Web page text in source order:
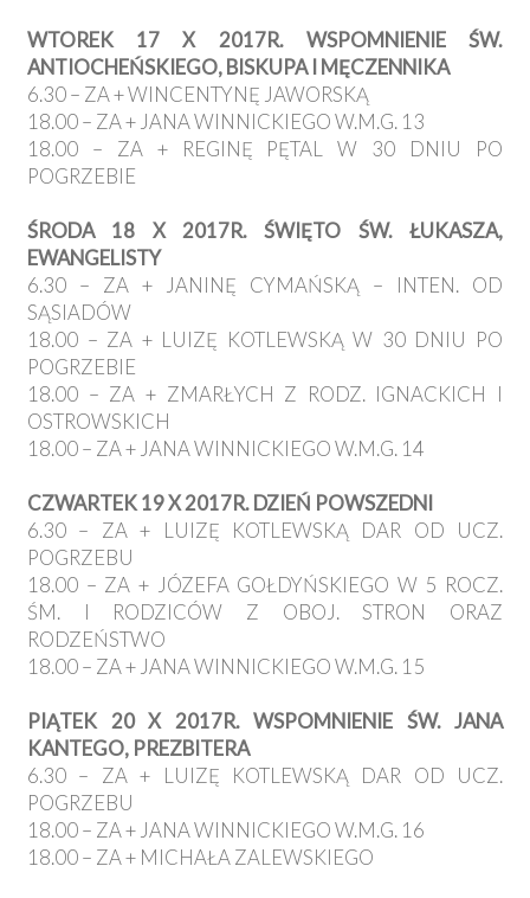
WTOREK 17 X 2017R. WSPOMNIENIE ŚW.
ANTIOCHEŃSKIEGO, BISKUPA I MĘCZENNIKA
6.30 – ZA + WINCENTYNĘ JAWORSKĄ
18.00 – ZA + JANA WINNICKIEGO W.M.G. 13
18.00 – ZA + REGINĘ PĘTAL W 30 DNIU PO
POGRZEBIE
ŚRODA 18 X 2017R. ŚWIĘTO ŚW. ŁUKASZA,
EWANGELISTY
6.30 – ZA + JANINĘ CYMAŃSKĄ – INTEN. OD
SĄSIADÓW
18.00 – ZA + LUIZĘ KOTLEWSKĄ W 30 DNIU PO
POGRZEBIE
18.00 – ZA + ZMARŁYCH Z RODZ. IGNACKICH I
OSTROWSKICH
18.00 – ZA + JANA WINNICKIEGO W.M.G. 14
CZWARTEK 19 X 2017R. DZIEŃ POWSZEDNI
6.30 – ZA + LUIZĘ KOTLEWSKĄ DAR OD UCZ.
POGRZEBU
18.00 – ZA + JÓZEFA GOŁDYŃSKIEGO W 5 ROCZ.
ŚM. I RODZICÓW Z OBOJ. STRON ORAZ
RODZEŃSTWO
18.00 – ZA + JANA WINNICKIEGO W.M.G. 15
PIĄTEK 20 X 2017R. WSPOMNIENIE ŚW. JANA
KANTEGO, PREZBITERA
6.30 – ZA + LUIZĘ KOTLEWSKĄ DAR OD UCZ.
POGRZEBU
18.00 – ZA + JANA WINNICKIEGO W.M.G. 16
18.00 – ZA + MICHAŁA ZALEWSKIEGO